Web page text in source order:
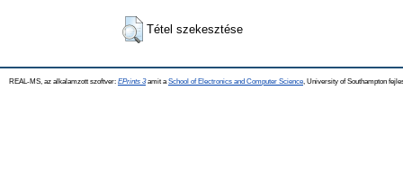
Tétel szekesztése
REAL-MS, az alkalamzott szoftver: EPrints 3amit a School of Electronics and Computer Science , University of Southampton